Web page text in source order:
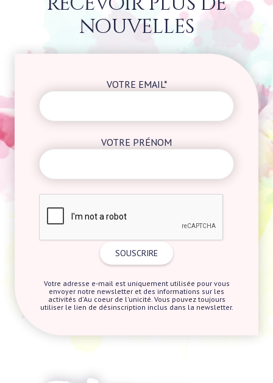
nouvelles
VOTRE EMAIL*
VOTRE PRÉNOM
Votre adresse e-mail est uniquement utilisée pour vous
envoyer notre newsletter et des informations sur les
activités d'Au coeur de l'unicité. Vous pouvez toujours
utiliser le lien de désinscription inclus dans la newsletter.